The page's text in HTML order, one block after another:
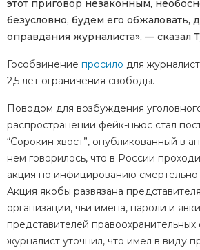
этот приговор незаконным,
безусловно, будем его обжаловать,
оправдания журналиста», — сказал
Гособвинение просило для
2,5 лет ограничения свободы.
Поводом для возбуждения
распространении фейк-ньюс стал
“Сорокин хвост”, опубликованный в
нем говорилось, что в России
акция по инфицированию
Акция якобы развязана
организации, чьи имена, пароли и
представителей
журналист уточнил, что имел в виду